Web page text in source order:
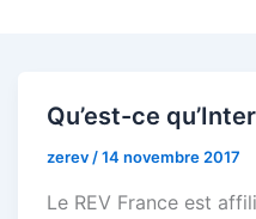
Qu’est-ce
zerev /14 novembre 2017
Le REV France est